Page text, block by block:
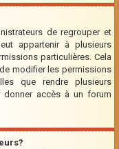
de regrouper et
appartenir à plusieurs
particulières. Cela
modifier les permissions
que rendre plusieurs
donner accès à un forum